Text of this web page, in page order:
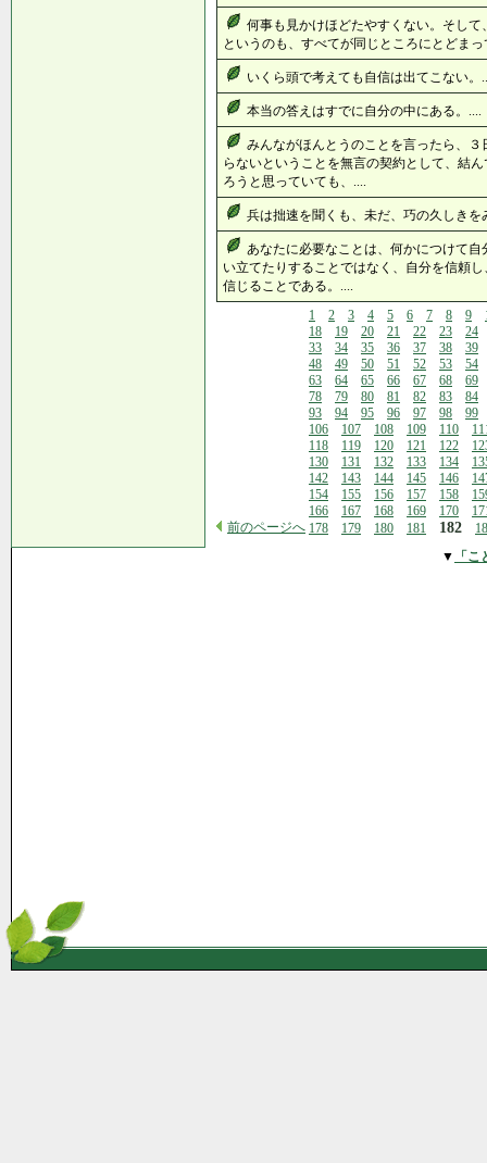
何事も見かけほどたやすくない。そし
というのも、すべてが同じところにとどま
いくら頭で考えても自信は出てこない。
本当の答えはすでに自分の中にある。....
みんながほんとうのことを言ったら、
らないということを無言の契約として、結
ろうと思っていても、....
兵は拙速を聞くも、未だ、巧の久しき
あなたに必要なことは、何かにつけて
い立てたりすることではなく、自分を信頼
信じることである。....
前のページへ
1 2 3 4 5 6 7 8 9
18
19 20 21 22 23
24
33
34 35 36 37 38
39
48
49 50 51 52 53
54
63
64 65 66 67 68
69
78
79 80 81 82 83
84
93
94 95 96 97 98
99
106
107 108 109 110
118
119 120 121 122
130
131 132 133 134
142
143 144 145 146
154
155 156 157 158
166
167 168 169 170
178
179 180 181 182
▼
「